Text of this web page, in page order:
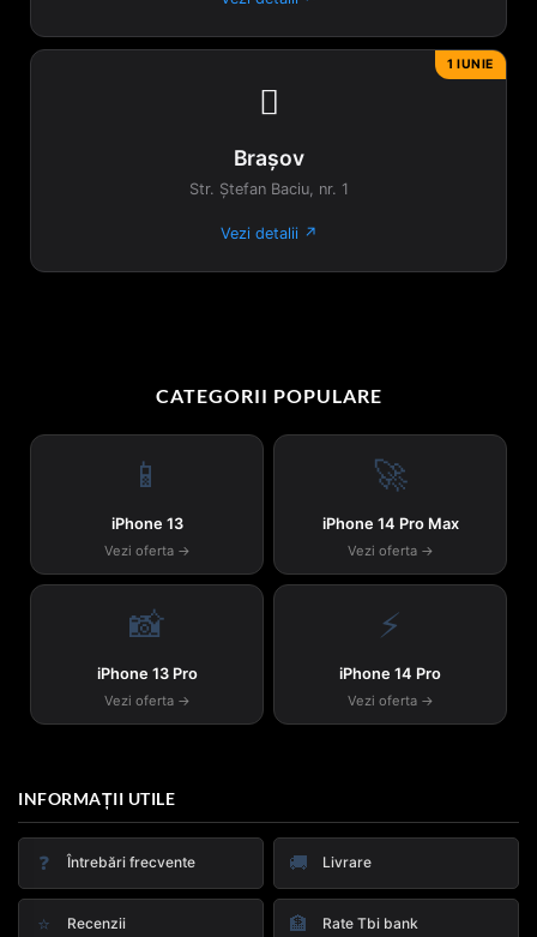
1 IUNIE

Brașov
Str. Ștefan Baciu, nr. 1
Vezi detalii ↗
CATEGORII POPULARE
📱
iPhone 13
Vezi oferta →
🚀
iPhone 14 Pro Max
Vezi oferta →
📸
iPhone 13 Pro
Vezi oferta →
⚡
iPhone 14 Pro
Vezi oferta →
INFORMAȚII UTILE
❓ Întrebări frecvente 🚚 Livrare
⭐ Recenzii 🏦 Rate Tbi bank